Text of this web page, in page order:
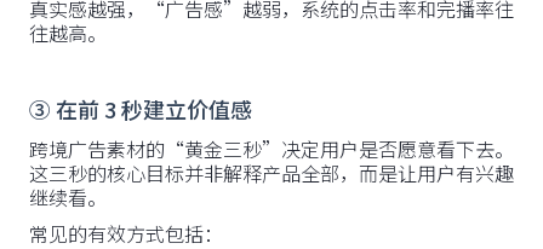
真实感越强，“广告感”越弱，系统的点击率和完播率往
往越高。
③ 在前 3 秒建立价值感
跨境广告素材的“黄金三秒”决定用户是否愿意看下去。
这三秒的核心目标并非解释产品全部，而是让用户有兴趣
继续看。
常见的有效方式包括：